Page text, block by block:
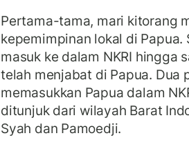
Pertama-tama, mari kitorang
kepemimpinan lokal di
masuk ke dalam NKRI hingga
telah menjabat di Papua. Dua
memasukkan Papua dalam
ditunjuk dari wilayah Barat
Syah dan Pamoedji.